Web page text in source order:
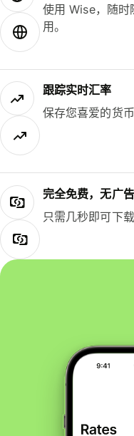
使用 Wise，随时
用。
跟踪实时汇率
保存您喜爱的货
完全免费，无广告
只需几秒即可下